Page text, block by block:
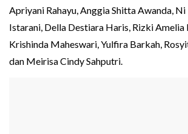
Apriyani Rahayu, Anggia Shitta Awanda,
Istarani, Della Destiara Haris, Rizki
Krishinda Maheswari, Yulfira Barkah,
dan Meirisa Cindy Sahputri.